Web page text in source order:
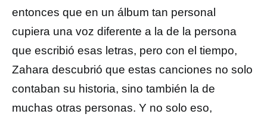
entonces que en un álbum tan personal
cupiera una voz diferente a la de la persona
que escribió esas letras, pero con el tiempo,
Zahara descubrió que estas canciones no solo
contaban su historia, sino también la de
muchas otras personas. Y no solo eso,